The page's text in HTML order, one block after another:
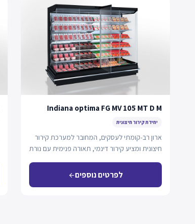
Indiana optima FG MV 105 MT D M
יחידת קירור חיצונית
ארון רב-קומתי לעסקים, המחובר למערכת קירור
חיצונית ומציע קירור דינמי, תאורה פנימית עם נורת
לפרטים נוספיםarrow_back